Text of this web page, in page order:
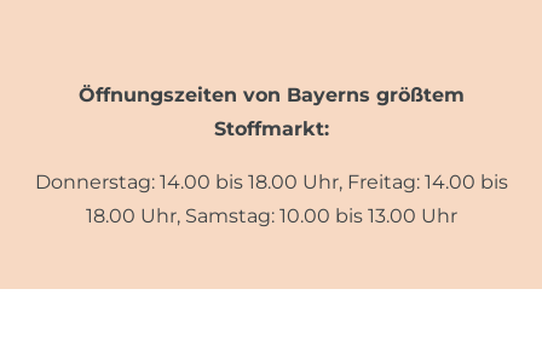
Öffnungszeiten von Bayerns größtem
Stoffmarkt:
Donnerstag: 14.00 bis 18.00 Uhr, Freitag: 14.00 bis
18.00 Uhr, Samstag: 10.00 bis 13.00 Uhr